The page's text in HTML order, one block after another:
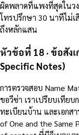
ผิดพลาดที่แพงที่สุดในวง
โทรปรึกษา 30 นาทีไม่
ถึงหลักแสน
หัวข้อที่ 18 · ข้อสัง
Specific Notes)
การตรวจสอบ Name
ขอวีซ่า เราเปรียบเทีย
ทะเบียนบ้าน และเอกส
of One and the Same